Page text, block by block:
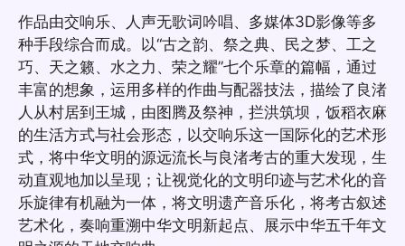
作品由交响乐、人声无歌词吟唱、多媒体3D影像等多
种手段综合而成。以“古之韵、祭之典、民之梦、工之
巧、天之籁、水之力、荣之耀”七个乐章的篇幅，通过
丰富的想象，运用多样的作曲与配器技法，描绘了良渚
人从村居到王城，由图腾及祭神，拦洪筑坝，饭稻衣麻
的生活方式与社会形态，以交响乐这一国际化的艺术形
式，将中华文明的源远流长与良渚考古的重大发现，生
动直观地加以呈现；让视觉化的文明印迹与艺术化的音
乐旋律有机融为一体，将文明遗产音乐化，将考古叙述
艺术化，奏响重溯中华文明新起点、展示中华五千年文